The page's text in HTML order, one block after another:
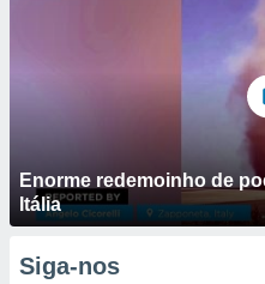
Enorme redemoinho de
Itália
Siga-nos